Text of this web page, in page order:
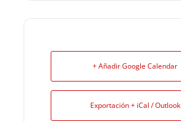
+ Añadir Google Calendar
Exportación + iCal / Outlook